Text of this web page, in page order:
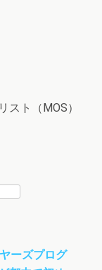
スト（MOS）
ーズプログ